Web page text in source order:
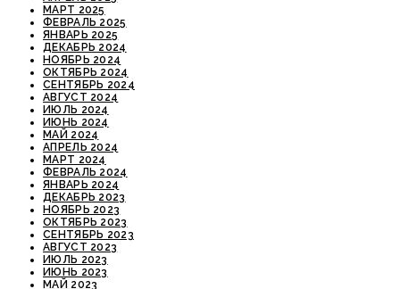
МАРТ 2025
ФЕВРАЛЬ 2025
ЯНВАРЬ 2025
ДЕКАБРЬ 2024
НОЯБРЬ 2024
ОКТЯБРЬ 2024
СЕНТЯБРЬ 2024
АВГУСТ 2024
ИЮЛЬ 2024
ИЮНЬ 2024
МАЙ 2024
АПРЕЛЬ 2024
МАРТ 2024
ФЕВРАЛЬ 2024
ЯНВАРЬ 2024
ДЕКАБРЬ 2023
НОЯБРЬ 2023
ОКТЯБРЬ 2023
СЕНТЯБРЬ 2023
АВГУСТ 2023
ИЮЛЬ 2023
ИЮНЬ 2023
МАЙ 2023